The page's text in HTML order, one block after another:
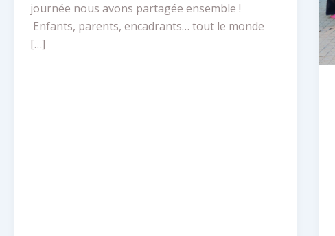
journée nous avons partagée ensemble !
Enfants, parents, encadrants… tout le monde
[…]